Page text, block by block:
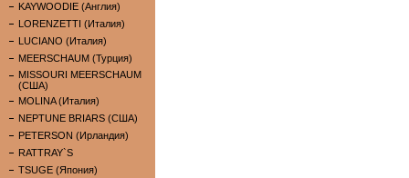
KAYWOODIE (Англия)
LORENZETTI (Италия)
LUCIANO (Италия)
MEERSCHAUM (Турция)
MISSOURI MEERSCHAUM
(США)
MOLINA (Италия)
NEPTUNE BRIARS (США)
PETERSON (Ирландия)
RATTRAY`S
TSUGE (Япония)